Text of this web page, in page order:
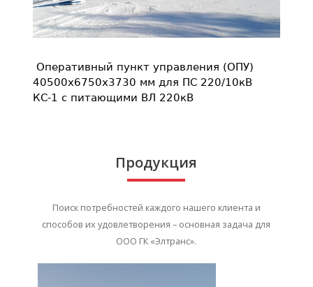
Оперативный пункт управления (ОПУ)
40500х6750х3730 мм для ПС 220/10кВ
КС-1 с питающими ВЛ 220кВ
Продукция
Поиск потребностей каждого нашего клиента и
способов их удовлетворения – основная задача для
ООО ГК «Элтранс».